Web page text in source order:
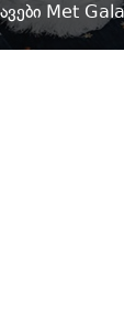
Met